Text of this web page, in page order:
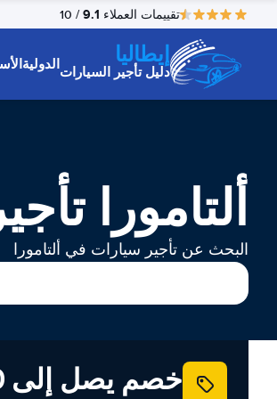
تقييمات العملاء 9.1
/ 10
إيطاليا
دليل تأجير السياراتالدولية
ألتامورا
البحث عن تأجير سيارات في ألتامورا